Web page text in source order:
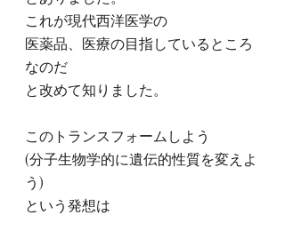
これが現代西洋医学の
医薬品、医療の目指しているところ
なのだ
と改めて知りました。
このトランスフォームしよう
(分子生物学的に遺伝的性質を変えよ
う)
という発想は